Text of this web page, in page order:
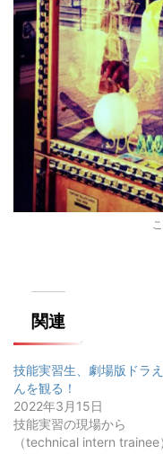
関連
技能実習生、劇場版ドラ
んを観る！
2022年3月15日
技能実習の現場から
（technical intern trainee